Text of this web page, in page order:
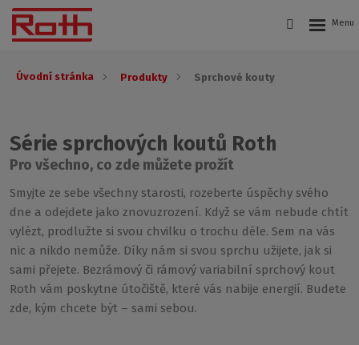
Úvodní stránka Produkty Sprchové kouty
Série sprchových koutů Roth
Pro všechno, co zde můžete prožít
Smyjte ze sebe všechny starosti, rozeberte úspěchy svého
dne a odejdete jako znovuzrození. Když se vám nebude chtít
vylézt, prodlužte si svou chvilku o trochu déle. Sem na vás
nic a nikdo nemůže. Díky nám si svou sprchu užijete, jak si
sami přejete. Bezrámový či rámový variabilní sprchový kout
Roth vám poskytne útočiště, které vás nabije energií. Budete
zde, kým chcete být – sami sebou.